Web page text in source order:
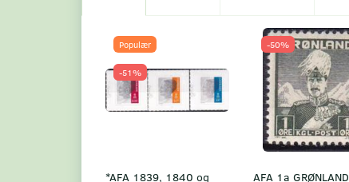
Populær
-51%
*AFA 1839, 1840 og
-50%
AFA 1a GRØNLAND